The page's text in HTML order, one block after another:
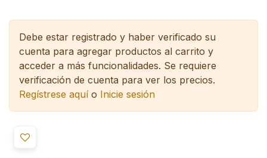
Debe estar registrado y haber verificado su
cuenta para agregar productos al carrito y
acceder a más funcionalidades. Se requiere
verificación de cuenta para ver los precios.
Regístrese aquío Inicie sesión